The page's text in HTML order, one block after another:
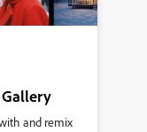
and remix